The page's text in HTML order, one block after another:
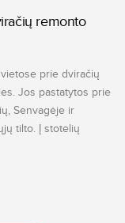
remonto
prie dviračių
Jos pastatytos prie
Senvagėje ir
tilto. Į stotelių